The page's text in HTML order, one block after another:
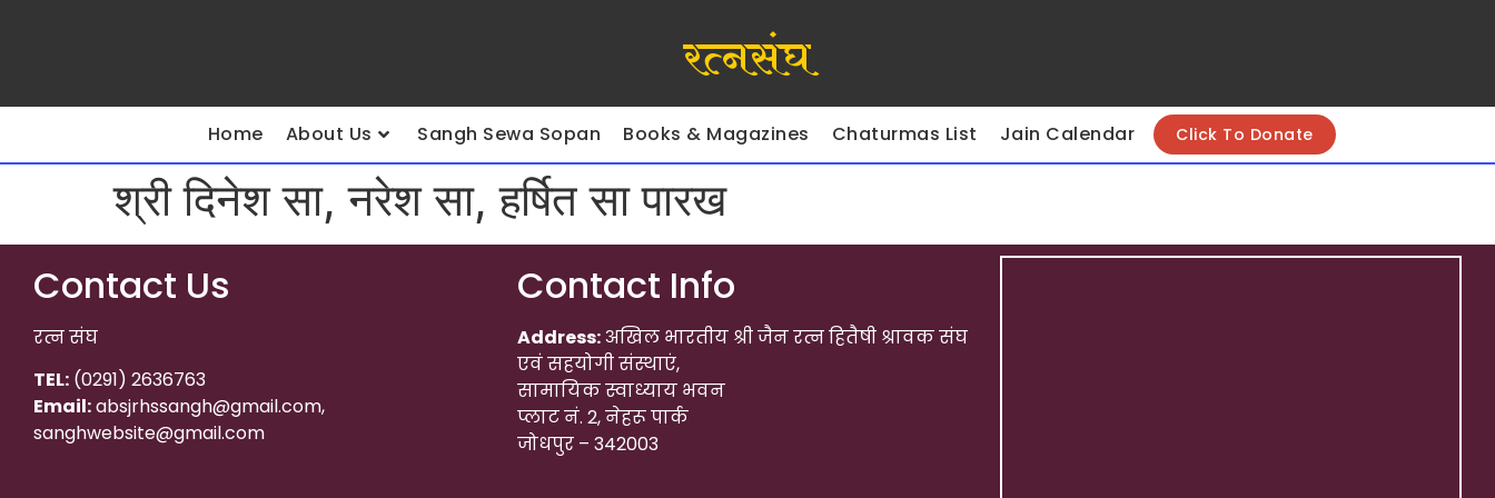
रत्नसंघ
Home About Us Sangh Sewa Sopan Books & Magazines Chaturmas List Jain Calendar Click To Donate
श्री दिनेश सा, नरेश सा, हर्षित सा पारख
Contact Us
रत्न संघ
TEL: (0291) 2636763
Email:absjrhssangh@gmail.com,
sanghwebsite@gmail.com
Contact Info
Address:अखिल भारतीय श्री जैन रत्न हितैषी श्रावक संघ
एवं सहयोगी संस्थाएं,
सामायिक स्वाध्याय भवन
प्लाट नं. 2, नेहरू पार्क
जोधपुर – 342003